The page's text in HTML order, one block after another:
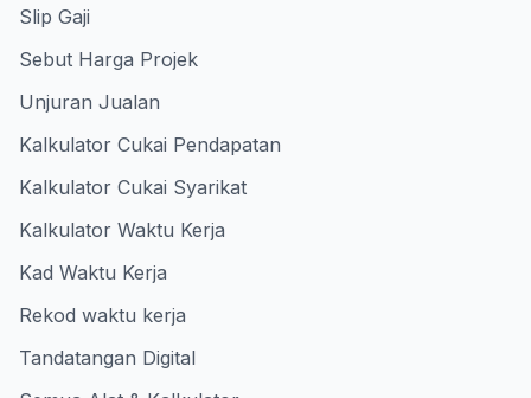
Slip Gaji
Sebut Harga Projek
Unjuran Jualan
Kalkulator Cukai Pendapatan
Kalkulator Cukai Syarikat
Kalkulator Waktu Kerja
Kad Waktu Kerja
Rekod waktu kerja
Tandatangan Digital